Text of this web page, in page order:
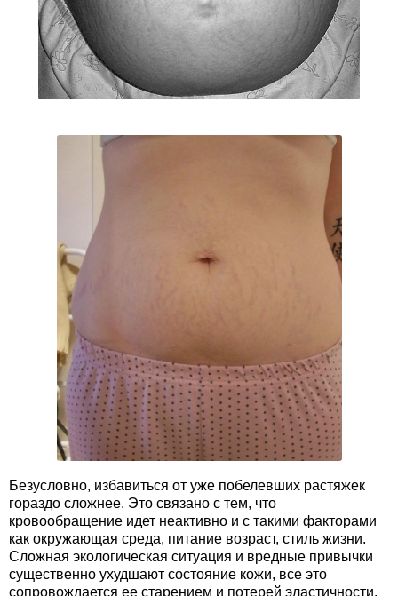
Безусловно, избавиться от уже побелевших растяжек
гораздо сложнее. Это связано с тем, что
кровообращение идет неактивно и с такими факторами
как окружающая среда, питание возраст, стиль жизни.
Сложная экологическая ситуация и вредные привычки
существенно ухудшают состояние кожи, все это
сопровождается ее старением и потерей эластичности.